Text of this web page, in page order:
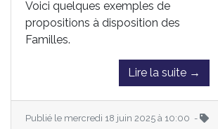
Voici quelques exemples de
propositions à disposition des
Familles.
Lire la suite →
Publié le mercredi 18 juin 2025 à 10:00 -